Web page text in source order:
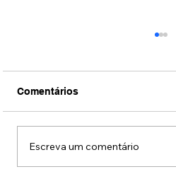
Comentários
Escreva um comentário